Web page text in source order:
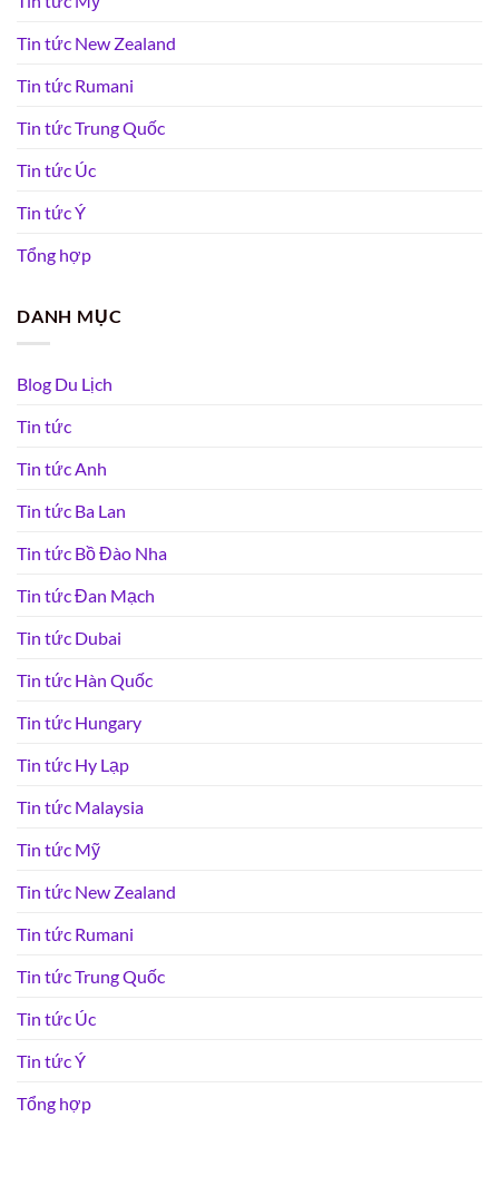
Tin tức New Zealand
Tin tức Rumani
Tin tức Trung Quốc
Tin tức Úc
Tin tức Ý
Tổng hợp
DANH MỤC
Blog Du Lịch
Tin tức
Tin tức Anh
Tin tức Ba Lan
Tin tức Bồ Đào Nha
Tin tức Đan Mạch
Tin tức Dubai
Tin tức Hàn Quốc
Tin tức Hungary
Tin tức Hy Lạp
Tin tức Malaysia
Tin tức Mỹ
Tin tức New Zealand
Tin tức Rumani
Tin tức Trung Quốc
Tin tức Úc
Tin tức Ý
Tổng hợp